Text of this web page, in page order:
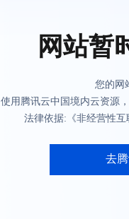
网站暂
您的网
使用腾讯云中国境内云资源
法律依据:《非经营性互
去